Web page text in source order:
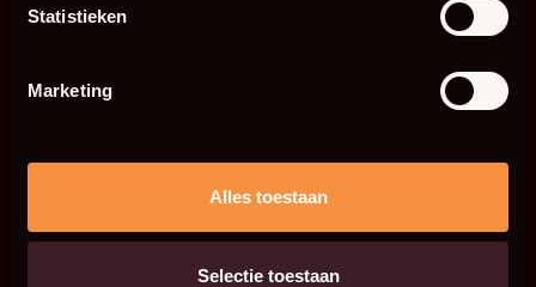
Statistieken
Marketing
Alles toestaan
Selectie toestaan